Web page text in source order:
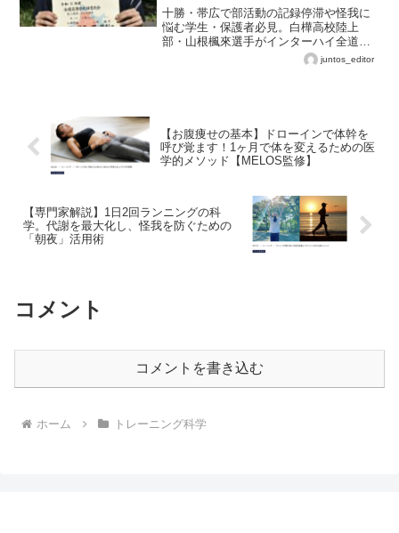
科学的トレーニング
十勝・帯広で部活動の記録停滞や怪我に
悩む学生・保護者必見。白樺高校陸上
部・山根楓來選手がインターハイ全道大
会で1位（優勝）を掴んだ裏側と、圧倒的
なトレーニング効果が出る理由を理学療
juntos_editor
【お腹痩せの基本】ドローインで体幹を
呼び覚ます！1ヶ月で体を変えるための医
学的メソッド【MELOS監修】
【専門家解説】1日2回ランニングの科
学。代謝を最大化し、怪我を防ぐための
「朝夜」活用術
コメント
コメントを書き込む
ホーム トレーニング科学